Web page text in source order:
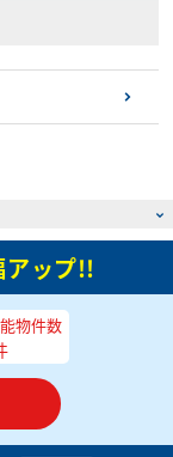
アップ!!
物件数